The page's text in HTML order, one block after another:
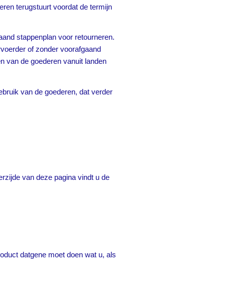
terugstuurt voordat de termijn
stappenplan voor retourneren.
of zonder voorafgaand
van de goederen vanuit landen
van de goederen, dat verder
van deze pagina vindt u de
datgene moet doen wat u, als